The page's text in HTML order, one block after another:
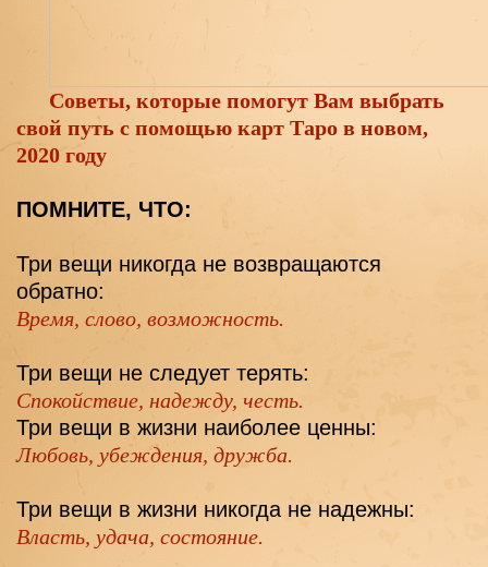
Советы, которые помогут Вам выбрать
свой путь с помощью карт Таро в новом,
2020 году
ПОМНИТЕ, ЧТО:
Три вещи никогда не возвращаются
обратно:
Время, слово, возможность.
Три вещи не следует терять:
Спокойствие, надежду, честь.
Три вещи в жизни наиболее ценны:
Любовь, убеждения, дружба.
Три вещи в жизни никогда не надежны:
Власть, удача, состояние.